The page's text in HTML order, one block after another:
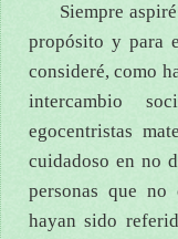
Siempre aspiré
propósito y para
consideré, como
intercambio
egocentristas
cuidadoso en no
personas que no
hayan sido